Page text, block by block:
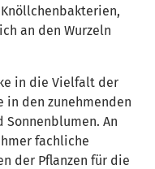
an den Wurzeln
in die Vielfalt der
in den zunehmenden
Sonnenblumen. An
fachliche
der Pflanzen für die